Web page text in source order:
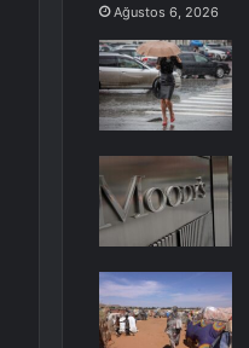
Ağustos 6, 2026